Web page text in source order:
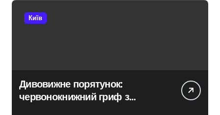
Київ
Дивовижне порятунок:
червонокнижний гриф з